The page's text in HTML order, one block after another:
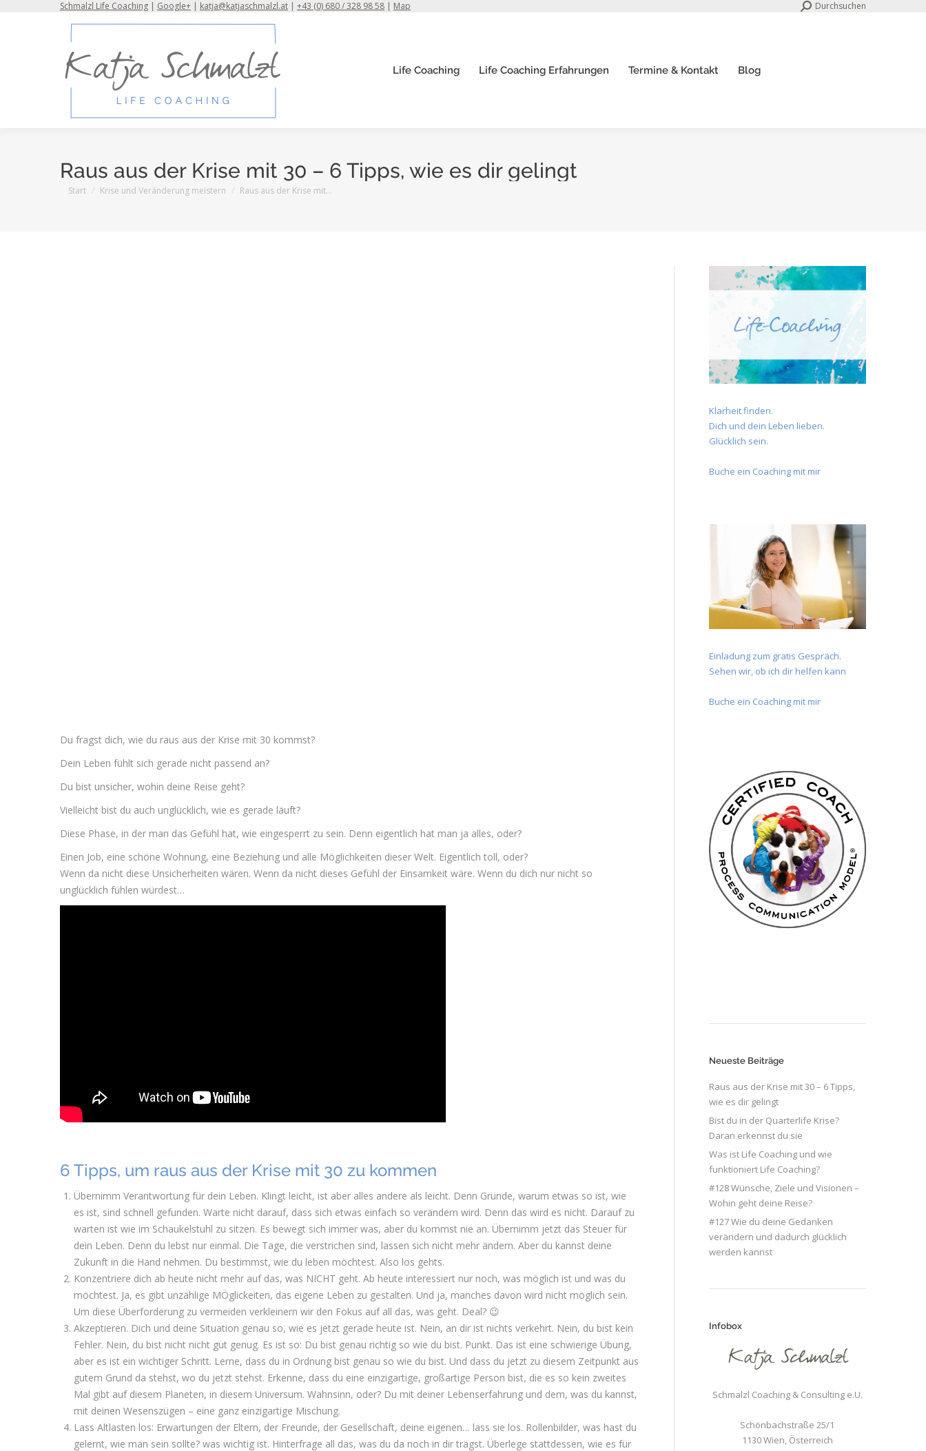
Schmalzl Life Coaching | Google+ | katja@katjaschmalzl.at | +43 (0) 680 / 328 98 58 | Map Search:Durchsuchen
Life Coaching Life Coaching Erfahrungen Termine & Kontakt Blog
Raus aus der Krise mit 30 – 6 Tipps, wie es dir gelingt
Sie befinden sich hier:
Start Krise und Veränderung meistern Raus aus der Krise mit…
Du fragst dich, wie du raus aus der Krise mit 30 kommst?
Dein Leben fühlt sich gerade nicht passend an?
Du bist unsicher, wohin deine Reise geht?
Vielleicht bist du auch unglücklich, wie es gerade läuft?
Diese Phase, in der man das Gefühl hat, wie eingesperrt zu sein. Denn eigentlich hat man ja alles, oder?
Einen Job, eine schöne Wohnung, eine Beziehung und alle Möglichkeiten dieser Welt. Eigentlich toll, oder?
Wenn da nicht diese Unsicherheiten wären. Wenn da nicht dieses Gefühl der Einsamkeit wäre. Wenn du dich nur nicht so
unglücklich fühlen würdest…
6 Tipps, um raus aus der Krise mit 30 zu kommen
Übernimm Verantwortung für dein Leben. Klingt leicht, ist aber alles andere als leicht. Denn Gründe, warum etwas so ist, wie
es ist, sind schnell gefunden. Warte nicht darauf, dass sich etwas einfach so verändern wird. Denn das wird es nicht. Darauf zu
warten ist wie im Schaukelstuhl zu sitzen. Es bewegt sich immer was, aber du kommst nie an. Übernimm jetzt das Steuer für
dein Leben. Denn du lebst nur einmal. Die Tage, die verstrichen sind, lassen sich nicht mehr ändern. Aber du kannst deine
Zukunft in die Hand nehmen. Du bestimmst, wie du leben möchtest. Also los gehts.
Konzentriere dich ab heute nicht mehr auf das, was NICHT geht. Ab heute interessiert nur noch, was möglich ist und was du
möchtest. Ja, es gibt unzählige MÖglickeiten, das eigene Leben zu gestalten. Und ja, manches davon wird nicht möglich sein.
Um diese Überforderung zu vermeiden verkleinern wir den Fokus auf all das, was geht. Deal? 😉
Akzeptieren. Dich und deine Situation genau so, wie es jetzt gerade heute ist. Nein, an dir ist nichts verkehrt. Nein, du bist kein
Fehler. Nein, du bist nicht nicht gut genug. Es ist so: Du bist genau richtig so wie du bist. Punkt. Das ist eine schwierige Übung,
aber es ist ein wichtiger Schritt. Lerne, dass du in Ordnung bist genau so wie du bist. Und dass du jetzt zu diesem Zeitpunkt aus
gutem Grund da stehst, wo du jetzt stehst. Erkenne, dass du eine einzigartige, großartige Person bist, die es so kein zweites
Mal gibt auf diesem Planeten, in diesem Universum. Wahnsinn, oder? Du mit deiner Lebenserfahrung und dem, was du kannst,
mit deinen Wesenszügen – eine ganz einzigartige Mischung.
Lass Altlasten los: Erwartungen der Eltern, der Freunde, der Gesellschaft, deine eigenen… lass sie los. Rollenbilder, was hast du
gelernt, wie man sein sollte? was wichtig ist. Hinterfrage all das, was du da noch in dir trägst. Überlege stattdessen, wie es für
Klarheit finden.
Dich und dein Leben lieben.
Glücklich sein.
Buche ein Coaching mit mir
Einladung zum gratis Gespräch.
Sehen wir, ob ich dir helfen kann
Buche ein Coaching mit mir
Neueste Beiträge
Raus aus der Krise mit 30 – 6 Tipps,
wie es dir gelingt
Bist du in der Quarterlife Krise?
Daran erkennst du sie
Was ist Life Coaching und wie
funktioniert Life Coaching?
#128 Wünsche, Ziele und Visionen –
Wohin geht deine Reise?
#127 Wie du deine Gedanken
verändern und dadurch glücklich
werden kannst
Infobox
Schmalzl Coaching & Consulting e.U.
Schönbachstraße 25/1
1130Wien, Österreich